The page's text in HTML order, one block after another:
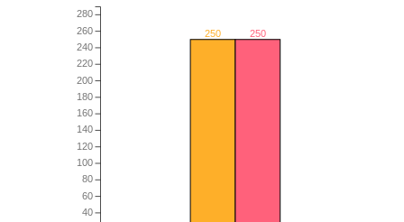
250 250
40
60
80
100
120
140
160
180
200
220
240
260
280